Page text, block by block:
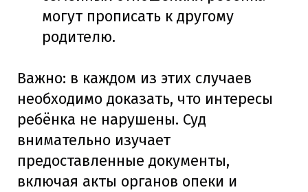
могут прописать к другому
родителю.
Важно: в каждом из этих случаев
необходимо доказать, что интересы
ребёнка не нарушены. Суд
внимательно изучает
предоставленные документы,
включая акты органов опеки и